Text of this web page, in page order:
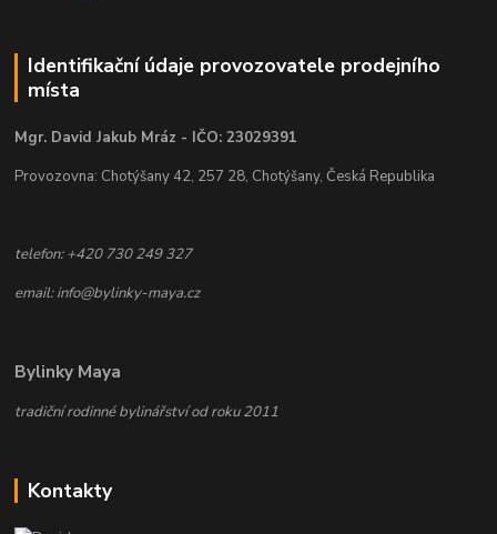
Identifikační údaje provozovatele prodejního
místa
Mgr. David Jakub Mráz - IČO: 23029391
Provozovna: Chotýšany 42, 257 28, Chotýšany, Česká Republika
telefon: +420 730 249 327
email: info@bylinky-maya.cz
Bylinky Maya
tradiční rodinné bylinářství od roku 2011
Kontakty